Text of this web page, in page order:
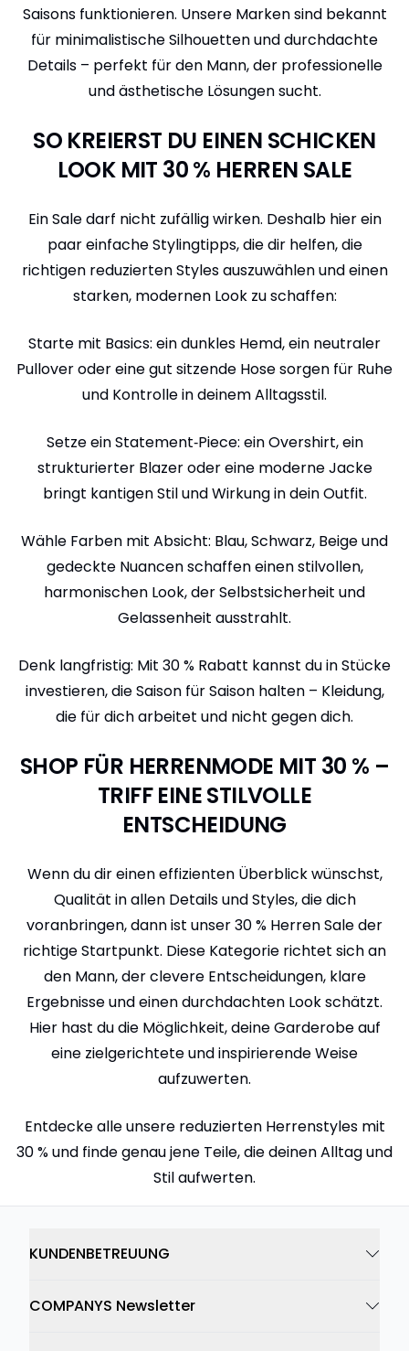
Saisons funktionieren. Unsere Marken sind bekannt
für minimalistische Silhouetten und durchdachte
Details – perfekt für den Mann, der professionelle
und ästhetische Lösungen sucht.
SO KREIERST DU EINEN SCHICKEN
LOOK MIT 30 % HERREN SALE
Ein Sale darf nicht zufällig wirken. Deshalb hier ein
paar einfache Stylingtipps, die dir helfen, die
richtigen reduzierten Styles auszuwählen und einen
starken, modernen Look zu schaffen:
Starte mit Basics: ein dunkles Hemd, ein neutraler
Pullover oder eine gut sitzende Hose sorgen für Ruhe
und Kontrolle in deinem Alltagsstil.
Setze ein Statement‑Piece: ein Overshirt, ein
strukturierter Blazer oder eine moderne Jacke
bringt kantigen Stil und Wirkung in dein Outfit.
Wähle Farben mit Absicht: Blau, Schwarz, Beige und
gedeckte Nuancen schaffen einen stilvollen,
harmonischen Look, der Selbstsicherheit und
Gelassenheit ausstrahlt.
Denk langfristig: Mit 30 % Rabatt kannst du in Stücke
investieren, die Saison für Saison halten – Kleidung,
die für dich arbeitet und nicht gegen dich.
SHOP FÜR HERRENMODE MIT 30 % –
TRIFF EINE STILVOLLE
ENTSCHEIDUNG
Wenn du dir einen effizienten Überblick wünschst,
Qualität in allen Details und Styles, die dich
voranbringen, dann ist unser 30 % Herren Sale der
richtige Startpunkt. Diese Kategorie richtet sich an
den Mann, der clevere Entscheidungen, klare
Ergebnisse und einen durchdachten Look schätzt.
Hier hast du die Möglichkeit, deine Garderobe auf
eine zielgerichtete und inspirierende Weise
aufzuwerten.
Entdecke alle unsere reduzierten Herrenstyles mit
30 % und finde genau jene Teile, die deinen Alltag und
Stil aufwerten.
KUNDENBETREUUNG
COMPANYS Newsletter